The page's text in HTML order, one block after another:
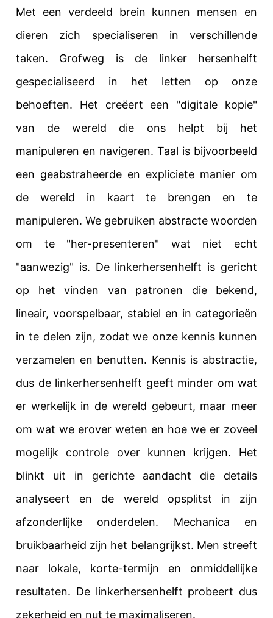
Met een verdeeld brein kunnen mensen en
dieren zich specialiseren in verschillende
taken. Grofweg is de linker hersenhelft
gespecialiseerd in het letten op onze
behoeften. Het creëert een "digitale kopie"
van de wereld die ons helpt bij het
manipuleren en navigeren. Taal is bijvoorbeeld
een geabstraheerde en expliciete manier om
de wereld in kaart te brengen en te
manipuleren. We gebruiken abstracte woorden
om te "her-presenteren" wat niet echt
"aanwezig" is. De linkerhersenhelft is gericht
op het vinden van patronen die bekend,
lineair, voorspelbaar, stabiel en in categorieën
in te delen zijn, zodat we onze kennis kunnen
verzamelen en benutten. Kennis is abstractie,
dus de linkerhersenhelft geeft minder om wat
er werkelijk in de wereld gebeurt, maar meer
om wat we erover weten en hoe we er zoveel
mogelijk controle over kunnen krijgen. Het
blinkt uit in gerichte aandacht die details
analyseert en de wereld opsplitst in zijn
afzonderlijke onderdelen. Mechanica en
bruikbaarheid zijn het belangrijkst. Men streeft
naar lokale, korte-termijn en onmiddellijke
resultaten. De linkerhersenhelft probeert dus
zekerheid en nut te maximaliseren.